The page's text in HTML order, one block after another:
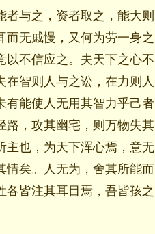
与之，资者取之，能大则
无戚慢，又何为劳一身之
以不信应之。夫天下之心不
智则人与之讼，在力则人
有能使人无用其智力乎己者
路，攻其幽宅，则万物失其
主也，为天下浑心焉，意无
情矣。人无为，舍其所能而
皆注其耳目焉，吾皆孩之